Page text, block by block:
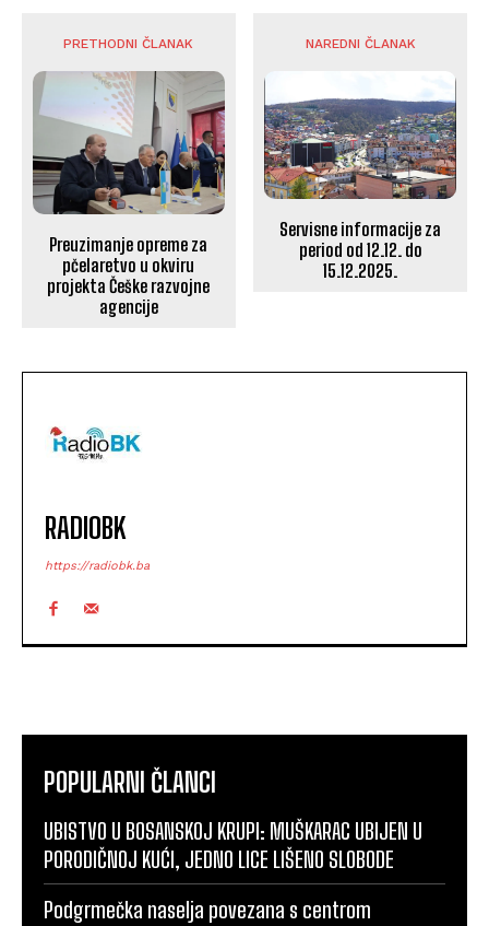
PRETHODNI ČLANAK
Preuzimanje opreme za
pčelaretvo u okviru
projekta Češke razvojne
agencije
NAREDNI ČLANAK
Servisne informacije za
period od 12.12. do
15.12.2025.
RADIOBK
https://radiobk.ba
POPULARNI ČLANCI
UBISTVO U BOSANSKOJ KRUPI: MUŠKARAC UBIJEN U
PORODIČNOJ KUĆI, JEDNO LICE LIŠENO SLOBODE
Podgrmečka naselja povezana s centrom